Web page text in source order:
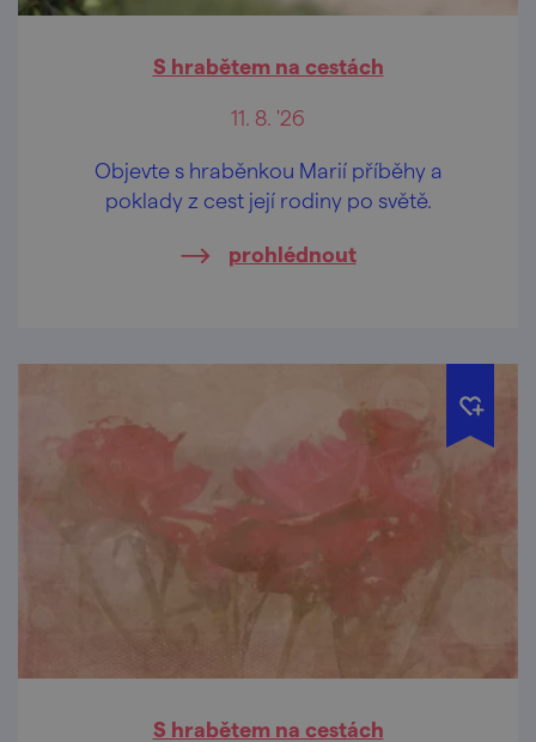
S hrabětem na cestách
11. 8. '26
Objevte s hraběnkou Marií příběhy a
poklady z cest její rodiny po světě.
prohlédnout
S hrabětem na cestách